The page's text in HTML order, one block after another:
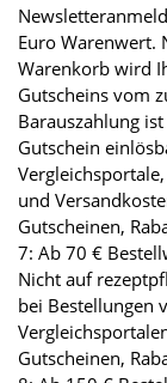
Euro Warenwert.
Warenkorb wird
Gutscheins vom
Barauszahlung
Gutschein
und
Gutscheinen,
7: Ab 70 €
Nicht auf
bei Bestellungen
Gutscheinen,